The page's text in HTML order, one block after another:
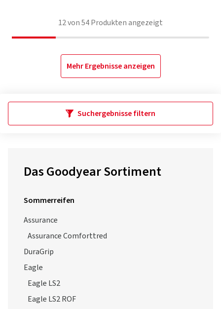
12von54Produkten angezeigt
Mehr Ergebnisse anzeigen
Suchergebnisse filtern
Das Goodyear Sortiment
Sommerreifen
Assurance
Assurance Comforttred
DuraGrip
Eagle
Eagle LS2
Eagle LS2 ROF